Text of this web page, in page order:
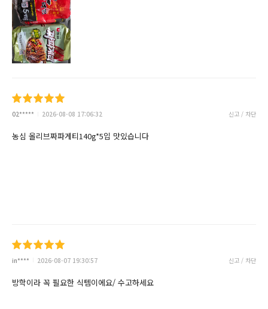
02***** 2026-08-08 17:06:32 신고 / 차단
농심 올리브짜파게티140g*5입 맛있습니다
in**** 2026-08-07 19:30:57 신고 / 차단
방학이라 꼭 필요한 식템이에요/ 수고하세요